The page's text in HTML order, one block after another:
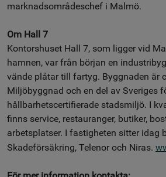
marknadsområdeschef i Malmö.
Om Hall 7
Kontorshuset Hall 7, som ligger vid
hamnen, var från början en
vände plåtar till fartyg. Byggnaden är
Miljöbyggnad och en del av Sveriges
hållbarhetscertifierade stadsmiljö. I
finns service, restauranger, butiker,
arbetsplatser. I fastigheten sitter idag
Skadeförsäkring, Telenor och Niras.